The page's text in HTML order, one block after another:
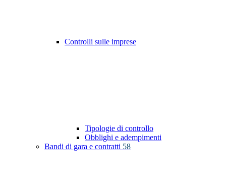
Controlli sulle imprese
Tipologie di controllo
Obblighi e adempimenti
Bandi di gara e contratti 58